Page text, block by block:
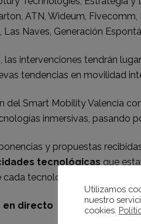
ATN, Wideum,
Naves, Generación
intervenciones tendrán
tendencias en movilidad
del Smart Mobility Valencia
inmersivas, pasando
y propuestas
tecnológicas que
tecnología y aprovechar
en directo
Utilizamos
nuestro
cookies.